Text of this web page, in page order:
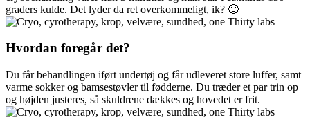
graders kulde. Det lyder da ret overkommeligt, ik? 🙂
Hvordan foregår det?
Du får behandlingen iført undertøj og får udleveret store luffer, samt
varme sokker og bamsestøvler til fødderne. Du træder et par trin op
og højden justeres, så skuldrene dækkes og hovedet er frit.